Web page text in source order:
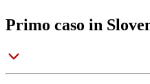
Primo caso in